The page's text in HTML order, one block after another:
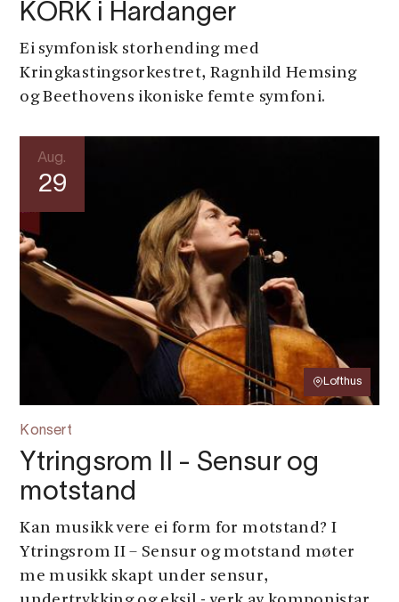
KORK i Hardanger
Ei symfonisk storhending med
Kringkastingsorkestret, Ragnhild Hemsing
og Beethovens ikoniske femte symfoni.
Aug.
29
Lofthus
Konsert
Ytringsrom II - Sensur og
motstand
Kan musikk vere ei form for motstand? I
Ytringsrom II – Sensur og motstand møter
me musikk skapt under sensur,